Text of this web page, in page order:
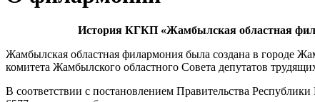
История КГКП «Жамбылская областная
Жамбылская областная филармония была создана в городе
комитета Жамбылского областного Совета депутатов
В соответствии с постановлением Правительства